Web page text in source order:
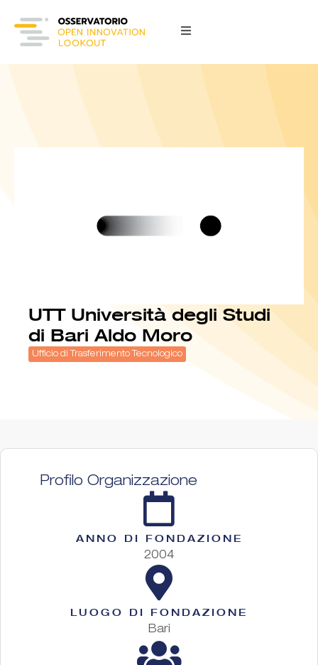
UTT Università degli Studi
di Bari Aldo Moro
Ufficio di Trasferimento Tecnologico
Profilo Organizzazione
ANNO DI FONDAZIONE
2004
LUOGO DI FONDAZIONE
Bari